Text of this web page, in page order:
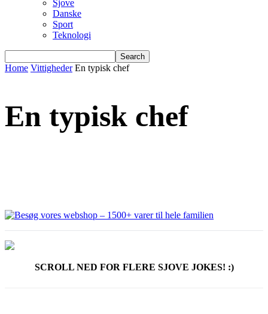
Sjove
Danske
Sport
Teknologi
Home Vittigheder En typisk chef
En typisk chef
SCROLL NED FOR FLERE SJOVE JOKES! :)